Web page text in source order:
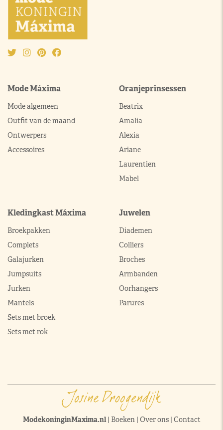
Mode Máxima
Mode algemeen
Outfit van de maand
Ontwerpers
Accessoires
Oranjeprinsessen
Beatrix
Amalia
Alexia
Ariane
Laurentien
Mabel
Kledingkast Máxima
Broekpakken
Complets
Galajurken
Jumpsuits
Jurken
Mantels
Sets met broek
Sets met rok
Juwelen
Diademen
Colliers
Broches
Armbanden
Oorhangers
Parures
ModekoninginMaxima.nl| Boeken| Over ons| Contact